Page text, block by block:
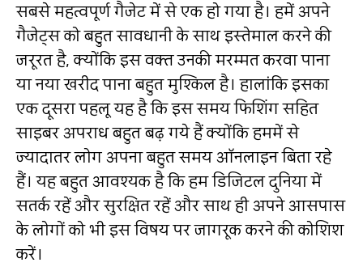
सबसे महत्वपूर्ण गैजेट में से एक हो गया है। हमें अपने
गैजेट्स को बहुत सावधानी के साथ इस्तेमाल करने की
जरूरत है, क्योंकि इस वक्त उनकी मरम्मत करवा पाना
या नया खरीद पाना बहुत मुश्किल है। हालांकि इसका
एक दूसरा पहलू यह है कि इस समय फिशिंग सहित
साइबर अपराध बहुत बढ़ गये हैं क्योंकि हममें से
ज्यादातर लोग अपना बहुत समय ऑनलाइन बिता रहे
हैं। यह बहुत आवश्यक है कि हम डिजिटल दुनिया में
सतर्क रहें और सुरक्षित रहें और साथ ही अपने आसपास
के लोगों को भी इस विषय पर जागरूक करने की कोशिश
करें।